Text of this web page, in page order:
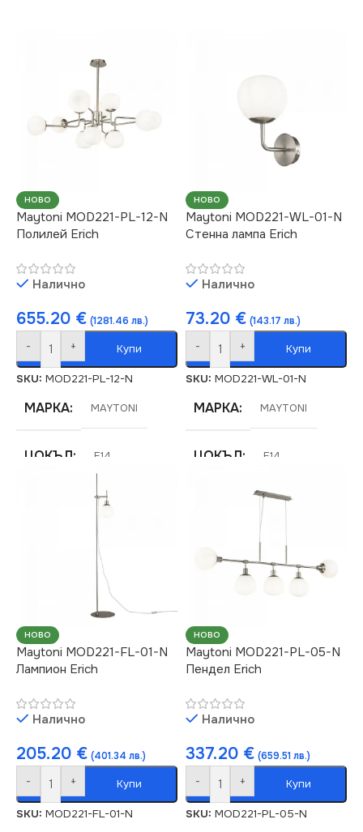
НОВО
Maytoni MOD221-PL-12-N
Полилей Erich
Налично
655.20 € (1281.46 лв.)
- + Купи
SKU: MOD221-PL-12-N
МАРКА MAYTONI
ЦОКЪЛ E14
Erich
НАПРЕЖЕНИЕ (V)
СТЕПЕН НА ЗАЩИТА
БРОЙ ФАСУНГИ
ПРЕДНАЗНАЧЕНИЕ
за Барплот,за Детска
НОВО
Maytoni MOD221-WL-01-N
Стенна лампа Erich
Налично
73.20 € (143.17 лв.)
- + Купи
SKU: MOD221-WL-01-N
МАРКА MAYTONI
ЦОКЪЛ E14
Erich
НАПРЕЖЕНИЕ (V)
СТЕПЕН НА ЗАЩИТА
IP20
БРОЙ ФАСУНГИ
НАЧИН НА МОНТАЖ
Повърхностен
НОВО
Maytoni MOD221-FL-01-N
Лампион Erich
Налично
205.20 € (401.34 лв.)
- + Купи
SKU: MOD221-FL-01-N
НОВО
Maytoni MOD221-PL-05-N
Пендел Erich
Налично
337.20 € (659.51 лв.)
- + Купи
SKU: MOD221-PL-05-N